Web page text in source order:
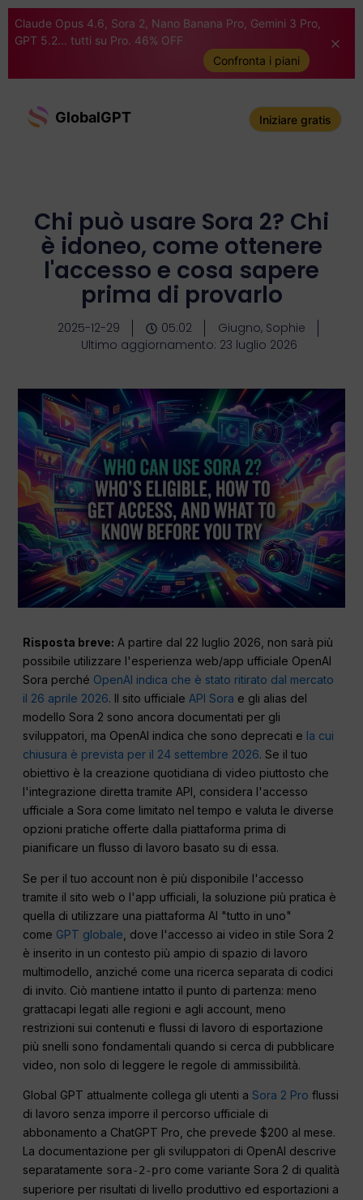
Claude Opus 4.6, Sora 2, Nano Banana Pro, Gemini 3 Pro,
GPT 5.2... tutti su Pro. 46% OFF
Confronta i piani
GlobalGPT Iniziare gratis
Chi può usare Sora 2? Chi
è idoneo, come ottenere
l'accesso e cosa sapere
prima di provarlo
2025-12-29 05:02
Giugno, Sophie
Ultimo aggiornamento: 23 luglio 2026
Risposta breve: A partire dal 22 luglio 2026, non sarà più
possibile utilizzare l'esperienza web/app ufficiale OpenAI
Sora perché OpenAI indica che è stato ritirato dal mercato
il 26 aprile 2026. Il sito ufficialeAPI Sora e gli alias del
modello Sora 2 sono ancora documentati per gli
sviluppatori, ma OpenAI indica che sono deprecati e la cui
chiusura è prevista per il 24 settembre 2026. Se il tuo
obiettivo è la creazione quotidiana di video piuttosto che
l'integrazione diretta tramite API, considera l'accesso
ufficiale a Sora come limitato nel tempo e valuta le diverse
opzioni pratiche offerte dalla piattaforma prima di
pianificare un flusso di lavoro basato su di essa.
Se per il tuo account non è più disponibile l'accesso
tramite il sito web o l'app ufficiali, la soluzione più pratica è
quella di utilizzare una piattaforma AI "tutto in uno"
come GPT globale , dove l'accesso ai video in stile Sora 2
è inserito in un contesto più ampio di spazio di lavoro
multimodello, anziché come una ricerca separata di codici
di invito. Ciò mantiene intatto il punto di partenza: meno
grattacapi legati alle regioni e agli account, meno
restrizioni sui contenuti e flussi di lavoro di esportazione
più snelli sono fondamentali quando si cerca di pubblicare
video, non solo di leggere le regole di ammissibilità.
Global GPT attualmente collega gli utenti aSora 2 Pro flussi
di lavoro senza imporre il percorso ufficiale di
abbonamento a ChatGPT Pro, che prevede $200 al mese.
La documentazione per gli sviluppatori di OpenAI descrive
separatamente sora-2-pro come variante Sora 2 di qualità
superiore per risultati di livello produttivo ed esportazioni a